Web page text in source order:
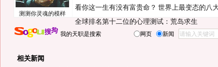
测测你灵魂的模样
看你这一生有没有富贵命？ 世界上最变态的八
全球排名第十二位的心理测试：荒岛求生
我的天职是搜索 网页 新闻
相关新闻